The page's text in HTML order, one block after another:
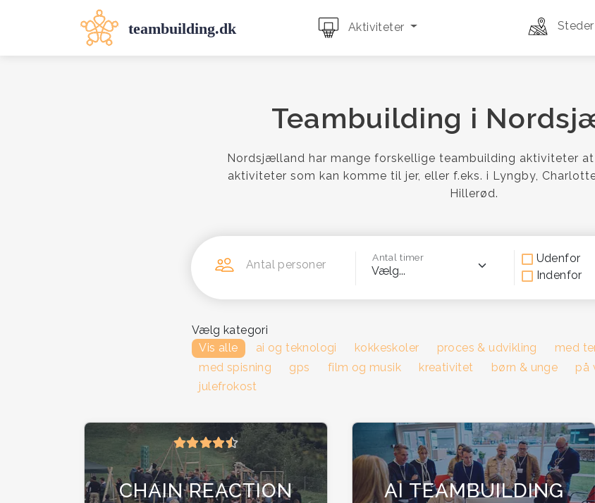
Aktiviteter Steder
Teambuilding i
Nordsjælland har mange forskellige teambuilding aktiviteter
aktiviteter som kan komme til jer, eller f.eks. i Lyngby,
Hillerød.
Antal personer
Antal timer
Udenfor
Indenfor
Vælg kategori
Vis alle
ai og teknologi kokkeskoler proces & udvikling med
med spisning
gps film og musik kreativitet børn & unge på
julefrokost
CHAIN REACTION AI TEAMBUILDING